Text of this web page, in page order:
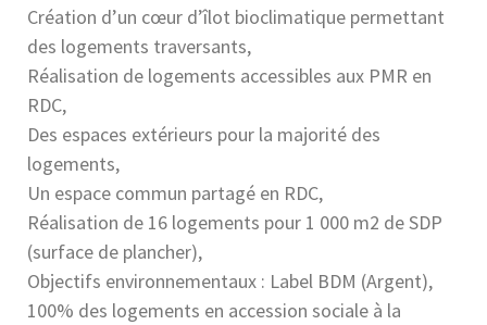
Création d’un cœur d’îlot bioclimatique permettant
des logements traversants,
Réalisation de logements accessibles aux PMR en
RDC,
Des espaces extérieurs pour la majorité des
logements,
Un espace commun partagé en RDC,
Réalisation de 16 logements pour 1 000 m2 de SDP
(surface de plancher),
Objectifs environnementaux : Label BDM (Argent),
100% des logements en accession sociale à la